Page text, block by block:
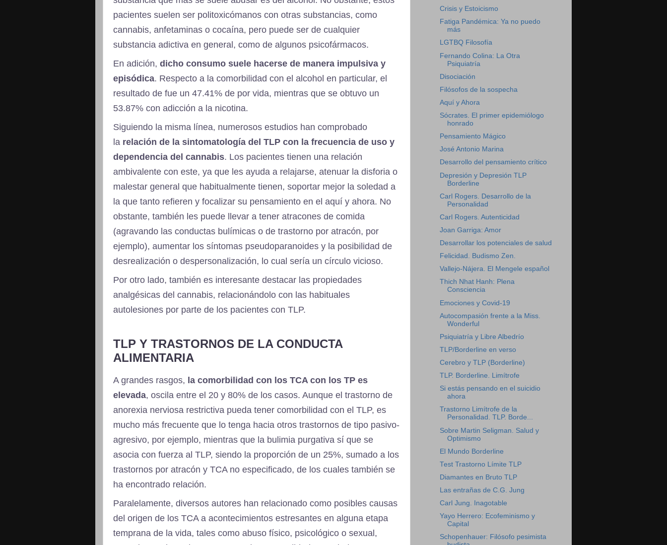
pacientes suelen ser politoxicómanos con otras substancias, como
cannabis, anfetaminas o cocaína, pero puede ser de cualquier
substancia adictiva en general, como de algunos psicofármacos.
En adición, dicho consumo suele hacerse de manera impulsiva y
episódica. Respecto a la comorbilidad con el alcohol en particular, el
resultado de fue un 47.41% de por vida, mientras que se obtuvo un
53.87% con adicción a la nicotina.
Siguiendo la misma línea, numerosos estudios han comprobado
la relación de la sintomatología del TLP con la frecuencia de uso y
dependencia del cannabis. Los pacientes tienen una relación
ambivalente con este, ya que les ayuda a relajarse, atenuar la disforia o
malestar general que habitualmente tienen, soportar mejor la soledad a
la que tanto refieren y focalizar su pensamiento en el aquí y ahora. No
obstante, también les puede llevar a tener atracones de comida
(agravando las conductas bulímicas o de trastorno por atracón, por
ejemplo), aumentar los síntomas pseudoparanoides y la posibilidad de
desrealización o despersonalización, lo cual sería un círculo vicioso.
Por otro lado, también es interesante destacar las propiedades
analgésicas del cannabis, relacionándolo con las habituales
autolesiones por parte de los pacientes con TLP.
TLP Y TRASTORNOS DE LA CONDUCTA
ALIMENTARIA
A grandes rasgos, la comorbilidad con los TCA con los TP es
elevada, oscila entre el 20 y 80% de los casos. Aunque el trastorno de
anorexia nerviosa restrictiva pueda tener comorbilidad con el TLP, es
mucho más frecuente que lo tenga hacia otros trastornos de tipo pasivo-
agresivo, por ejemplo, mientras que la bulimia purgativa sí que se
asocia con fuerza al TLP, siendo la proporción de un 25%, sumado a los
trastornos por atracón y TCA no especificado, de los cuales también se
ha encontrado relación.
Paralelamente, diversos autores han relacionado como posibles causas
del origen de los TCA a acontecimientos estresantes en alguna etapa
temprana de la vida, tales como abuso físico, psicológico o sexual,
Crisis y Estoicismo
Fatiga Pandémica: Ya no puedo
más
LGTBQ Filosofía
Fernando Colina: La Otra
Psiquiatría
Disociación
Filósofos de la sospecha
Aquí y Ahora
Sócrates. El primer epidemiólogo
honrado
Pensamiento Mágico
José Antonio Marina
Desarrollo del pensamiento crítico
Depresión y Depresión TLP
Borderline
Carl Rogers. Desarrollo de la
Personalidad
Carl Rogers. Autenticidad
Joan Garriga: Amor
Desarrollar los potenciales de salud
Felicidad. Budismo Zen.
Vallejo-Nájera. El Mengele español
Thich Nhat Hanh: Plena
Consciencia
Emociones y Covid-19
Autocompasión frente a la Miss.
Wonderful
Psiquiatría y Libre Albedrío
TLP/Borderline en verso
Cerebro y TLP (Borderline)
TLP. Borderline. Limítrofe
Si estás pensando en el suicidio
ahora
Trastorno Limítrofe de la
Personalidad. TLP. Borde...
Sobre Martin Seligman. Salud y
Optimismo
El Mundo Borderline
Test Trastorno Límite TLP
Diamantes en Bruto TLP
Las entrañas de C.G. Jung
Carl Jung. Inagotable
Yayo Herrero: Ecofeminismo y
Capital
Schopenhauer: Filósofo pesimista